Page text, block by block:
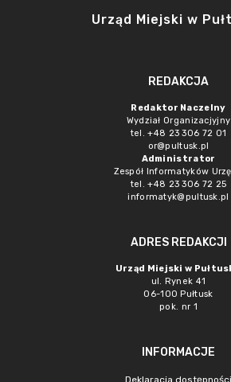
Urząd Miejski w
REDAKCJA
Redaktor Naczelny
Wydział Organizacjyjny
tel. +48 23 306 72 01
or@pultusk.pl
Administrator
Zespół Informatyków
tel. +48 23 306 72 25
informatyk@pultusk.pl
ADRES REDAKCJI
Urząd Miejski w
ul. Rynek 41
06-100 Pułtusk
pok. nr 1
INFORMACJE
Deklaracja dostępności